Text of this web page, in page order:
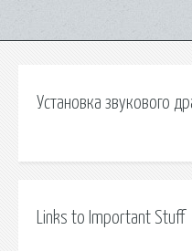
Установка звукового
Links to Important Stuff